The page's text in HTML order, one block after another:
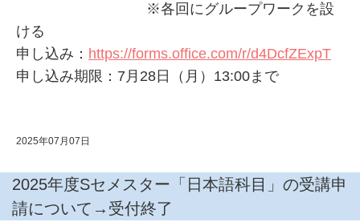
※各回にグループワークを設
ける
申し込み： https://forms.office.com/r/d4DcfZExpT
申し込み期限：7月28日（月）13:00まで
2025年07月07日
2025年度Sセメスター「日本語科目」の受講申
請について→受付終了